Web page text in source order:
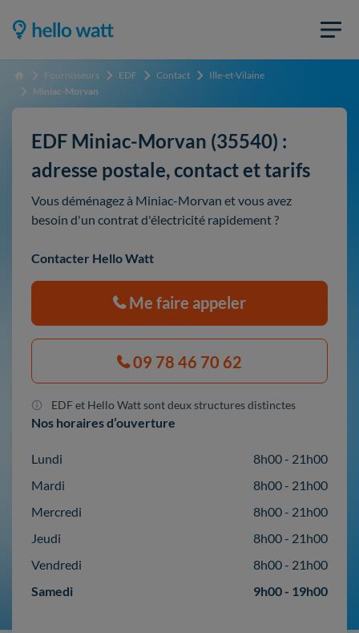
Accueil Fournisseurs EDF Contact
Ille-et-Vilaine
Miniac-Morvan
EDF Miniac-Morvan (35540) :
adresse postale, contact et tarifs
Vous déménagez à Miniac-Morvan et vous avez
besoin d'un contrat d'électricité rapidement ?
Contacter Hello Watt
Me faire appeler
09 78 46 70 62
EDF et Hello Watt sont deux structures distinctes
Nos horaires d’ouverture
Lundi
8h00 - 21h00
Mardi
8h00 - 21h00
Mercredi
8h00 - 21h00
Jeudi
8h00 - 21h00
Vendredi
8h00 - 21h00
Samedi
9h00 - 19h00